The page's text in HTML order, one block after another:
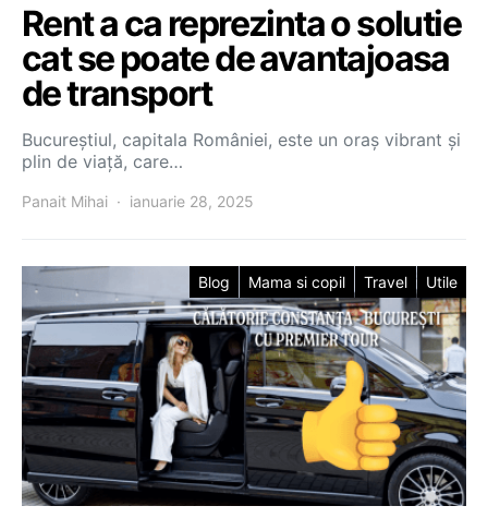
Rent a ca reprezinta o solutie
cat se poate de avantajoasa
de transport
Bucureștiul, capitala României, este un oraș vibrant și
plin de viață, care…
Panait Mihai ianuarie 28, 2025
Blog Mama si copil Travel Utile